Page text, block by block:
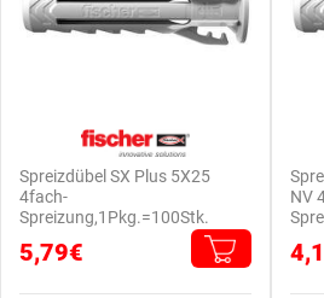
Spreizdübel SX Plus 5X25
4fach-
Spreizung,1Pkg.=100Stk.
5,79€
NV